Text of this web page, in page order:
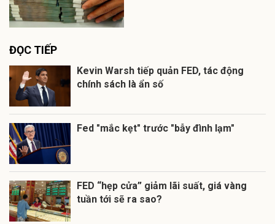
ĐỌC TIẾP
Kevin Warsh tiếp quản FED, tác động
chính sách là ẩn số
Fed "mắc kẹt" trước "bẫy đình lạm"
FED “hẹp cửa” giảm lãi suất, giá vàng
tuần tới sẽ ra sao?